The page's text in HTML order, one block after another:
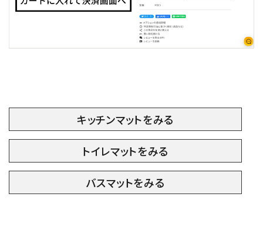
キッチンマットをみる
トイレマットをみる
バスマットをみる